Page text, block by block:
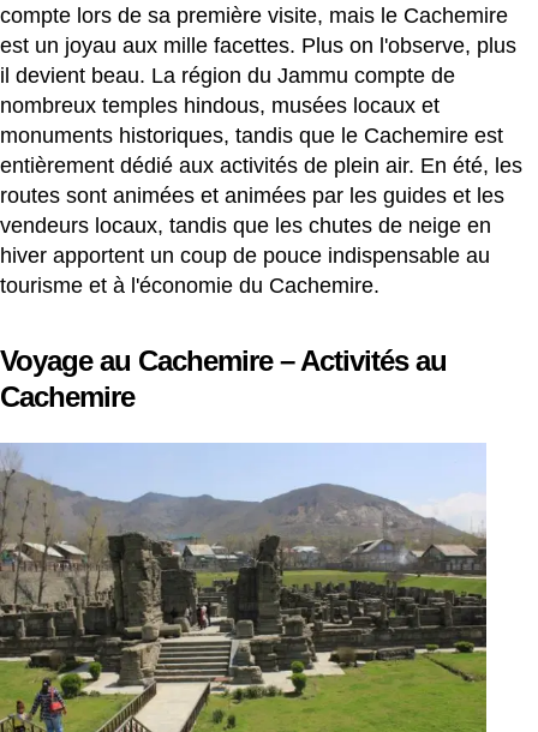
compte lors de sa première visite, mais le Cachemire
est un joyau aux mille facettes. Plus on l'observe, plus
il devient beau. La région du Jammu compte de
nombreux temples hindous, musées locaux et
monuments historiques, tandis que le Cachemire est
entièrement dédié aux activités de plein air. En été, les
routes sont animées et animées par les guides et les
vendeurs locaux, tandis que les chutes de neige en
hiver apportent un coup de pouce indispensable au
tourisme et à l'économie du Cachemire.
Voyage au Cachemire – Activités au
Cachemire